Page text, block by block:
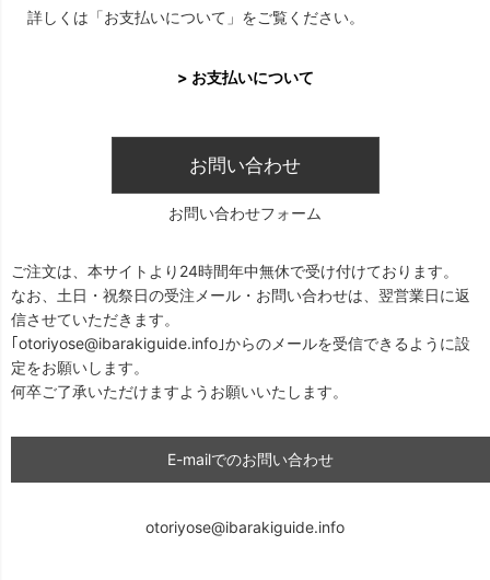
詳しくは「お支払いについて」をご覧ください。
> お支払いについて
お問い合わせ
お問い合わせフォーム
ご注文は、本サイトより24時間年中無休で受け付けております。
なお、土日・祝祭日の受注メール・お問い合わせは、翌営業日に返
信させていただきます。
｢otoriyose@ibarakiguide.info｣からのメールを受信できるように設
定をお願いします。
何卒ご了承いただけますようお願いいたします。
E-mailでのお問い合わせ
otoriyose@ibarakiguide.info